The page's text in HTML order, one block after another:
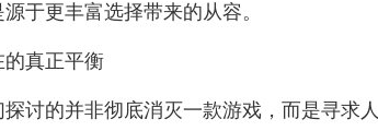
于更丰富选择带来的从容。
的真正平衡
讨的并非彻底消灭一款游戏，而是寻求